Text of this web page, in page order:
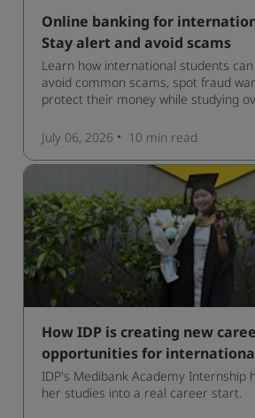
Online banking for
Stay alert and avoid scams
Learn how international students can
avoid common scams, spot fraud
protect their money while studying
July 06, 2026 10 min read
How IDP is creating new
opportunities for
IDP's Medibank Academy Internship
her studies into a real career start.